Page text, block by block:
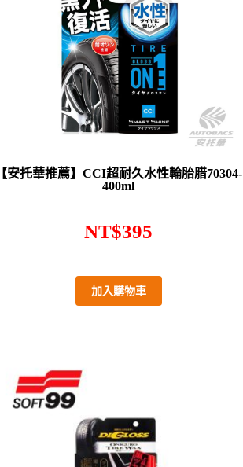
【安托華推薦】CCI超耐久水性輪胎腊70304-
400ml
NT$395
加入購物車